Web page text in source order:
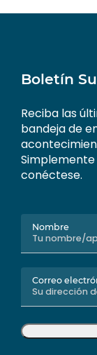
Boletín
Reciba las
bandeja de
conéctese.
Nombre
Correo